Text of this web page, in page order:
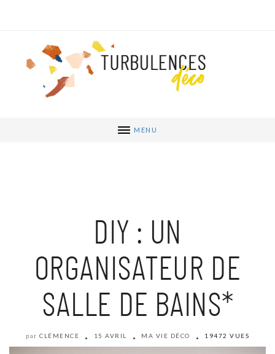
MENU
DIY : UN
ORGANISATEUR DE
SALLE DE BAINS*
par CLÉMENCE 15 AVRIL MA VIE DÉCO 19472 VUES